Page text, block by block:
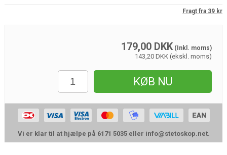
Fragt fra 39 kr
179,00 DKK(Inkl. moms)
143,20 DKK (ekskl. moms)
KØB NU
Vi er klar til at hjælpe på 6171 5035 eller info@stetoskop.net.